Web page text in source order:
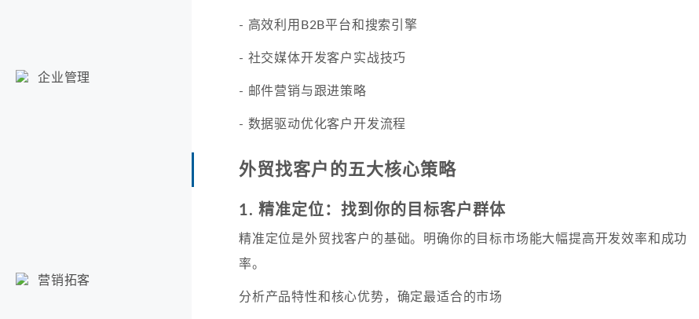
企业管理
营销拓客
- 高效利用B2B平台和搜索引擎
- 社交媒体开发客户实战技巧
- 邮件营销与跟进策略
- 数据驱动优化客户开发流程
外贸找客户的五大核心策略
1. 精准定位：找到你的目标客户群体
精准定位是外贸找客户的基础。明确你的目标市场能大幅提高开发效率和成功
率。
分析产品特性和核心优势，确定最适合的市场